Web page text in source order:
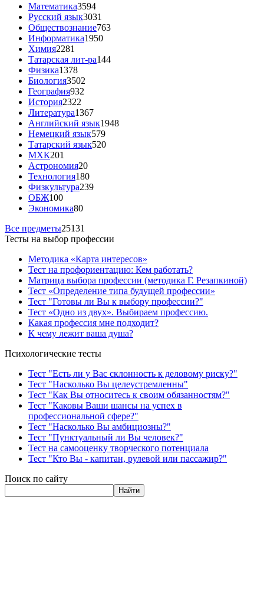
Математика3594
Русский язык3031
Обществознание763
Информатика1950
Химия2281
Татарская лит-ра144
Физика1378
Биология3502
География932
История2322
Литература1367
Английский язык1948
Немецкий язык579
Татарский язык520
МХК201
Астрономия20
Технология180
Физкультура239
ОБЖ100
Экономика80
Все предметы25131
Тесты на выбор профессии
Методика «Карта интересов»
Тест на профориентацию: Кем работать?
Матрица выбора профессии (методика Г. Резапкиной)
Тест «Определение типа будущей профессии»
Тест "Готовы ли Вы к выбору профессии?"
Тест «Одно из двух». Выбираем профессию.
Какая профессия мне подходит?
К чему лежит ваша душа?
Психологические тесты
Тест "Есть ли у Вас склонность к деловому риску?"
Тест "Насколько Вы целеустремленны"
Тест "Как Вы относитесь к своим обязанностям?"
Тест "Каковы Ваши шансы на успех в
профессиональной сфере?"
Тест "Насколько Вы амбициозны?"
Тест "Пунктуальный ли Вы человек?"
Тест на самооценку творческого потенциала
Тест "Кто Вы - капитан, рулевой или пассажир?"
Поиск по сайту
Найти